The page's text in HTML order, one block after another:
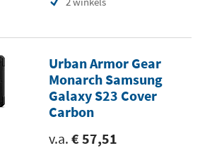
Urban Armor Gear
Monarch Samsung
Galaxy S23 Cover
Carbon
v.a. € 57,51